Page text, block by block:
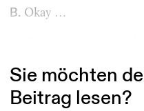
B. Okay …
Sie möchten
Beitrag lesen?